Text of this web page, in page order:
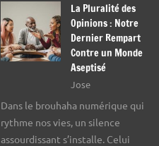
La Pluralité des
Opinions : Notre
Dernier Rempart
Contre un Monde
Aseptisé
Jose
Dans le brouhaha numérique qui
rythme nos vies, un silence
assourdissant s’installe. Celui